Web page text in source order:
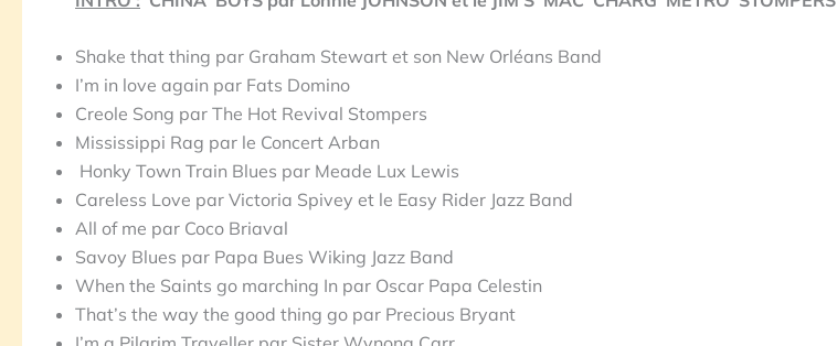
Shake that thing par Graham Stewart et son New Orléans Band
I’m in love again par Fats Domino
Creole Song par The Hot Revival Stompers
Mississippi Rag par le Concert Arban
Honky Town Train Blues par Meade Lux Lewis
Careless Love par Victoria Spivey et le Easy Rider Jazz Band
All of me par Coco Briaval
Savoy Blues par Papa Bues Wiking Jazz Band
When the Saints go marching In par Oscar Papa Celestin
That’s the way the good thing go par Precious Bryant